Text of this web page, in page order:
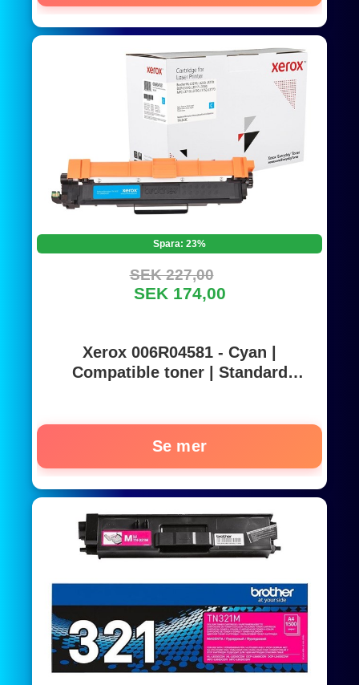
Spara: 23%
SEK 227,00
SEK 174,00
Xerox 006R04581 - Cyan |
Compatible toner | Standard
Se mer